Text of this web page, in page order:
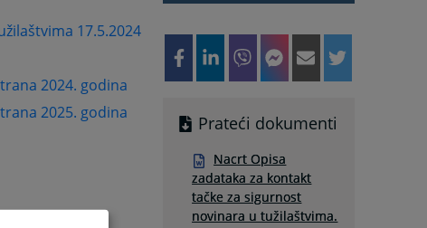
17.5.2024
2024. godina
2025. godina
Prateći dokumenti
Nacrt Opisa
zadataka za kontakt
tačke za sigurnost
novinara u tužilaštvima.